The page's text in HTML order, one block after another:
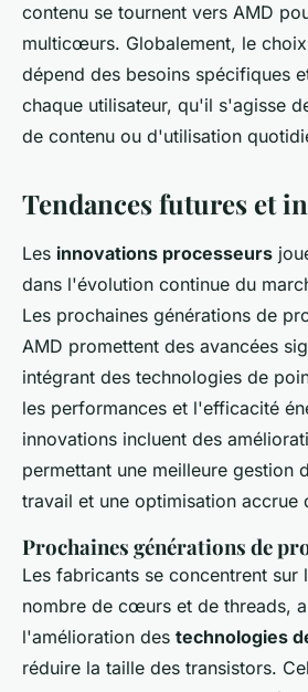
contenu se tournent vers AMD
multicœurs. Globalement, le
dépend des besoins spécifiques
chaque utilisateur, qu'il s'agisse
de contenu ou d'utilisation
Tendances futures et
Les innovations processeurs
dans l'évolution continue du
Les prochaines générations de
AMD promettent des avancées
intégrant des technologies de
les performances et l'efficacité
innovations incluent des
permettant une meilleure gestion
travail et une optimisation accrue
Prochaines générations de
Les fabricants se concentrent sur
nombre de cœurs et de threads,
l'amélioration des technologies
réduire la taille des transistors.